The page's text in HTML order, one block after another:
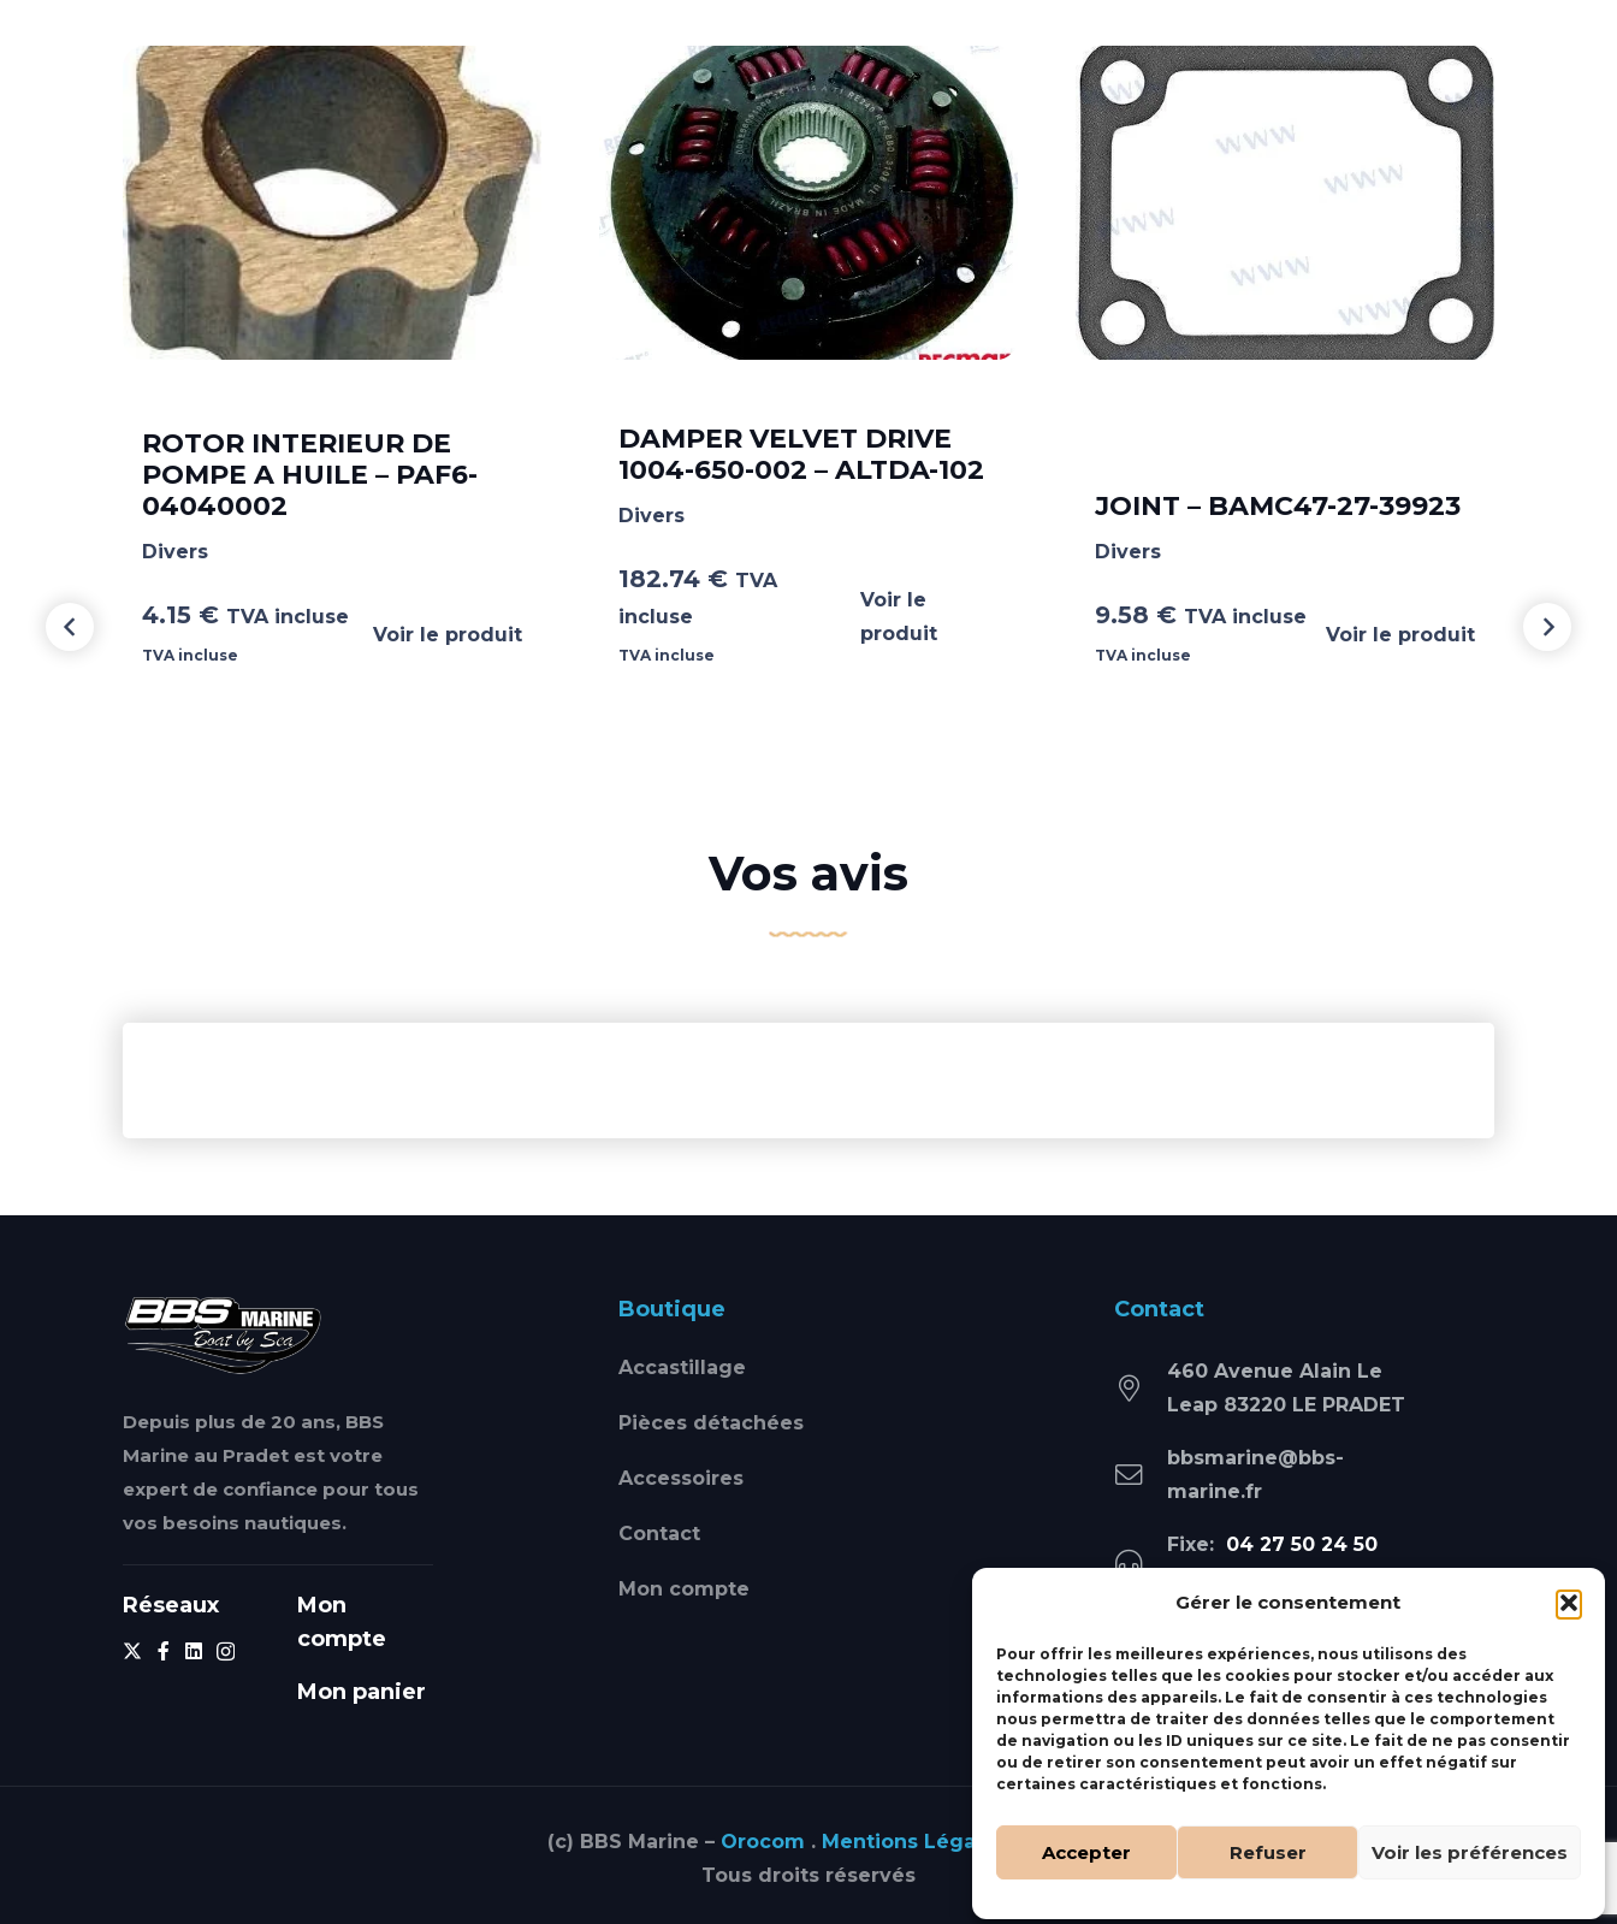
Gérer le consentement
Pour offrir les meilleures expériences, nous utilisons des
technologies telles que les cookies pour stocker et/ou accéder aux
informations des appareils. Le fait de consentir à ces technologies
nous permettra de traiter des données telles que le comportement
de navigation ou les ID uniques sur ce site. Le fait de ne pas consentir
ou de retirer son consentement peut avoir un effet négatif sur
certaines caractéristiques et fonctions.
Accepter Refuser Voir les préférences
ROTOR INTERIEUR DE
POMPE A HUILE – PAF6-
04040002
Divers
4.15 € TVA incluse
TVA incluse
Voir le produit
DAMPER VELVET DRIVE
1004-650-002 – ALTDA-102
Divers
182.74 € TVA
incluse
TVA incluse
Voir le
produit
JOINT – BAMC47-27-39923
Divers
9.58 € TVA incluse
TVA incluse
Voir le produit
Vos avis
Depuis plus de 20 ans, BBS
Marine au Pradet est votre
expert de confiance pour tous
vos besoins nautiques.
Réseaux
Mon
compte
Mon panier
Boutique
Accastillage
Pièces détachées
Accessoires
Contact
Mon compte
Contact
460 Avenue Alain Le
Leap 83220 LE PRADET
bbsmarine@bbs-
marine.fr
Fixe: 04 27 50 24 50
(c) BBS Marine – Orocom . Mentions Légales
C.G.V
Tous droits réservés